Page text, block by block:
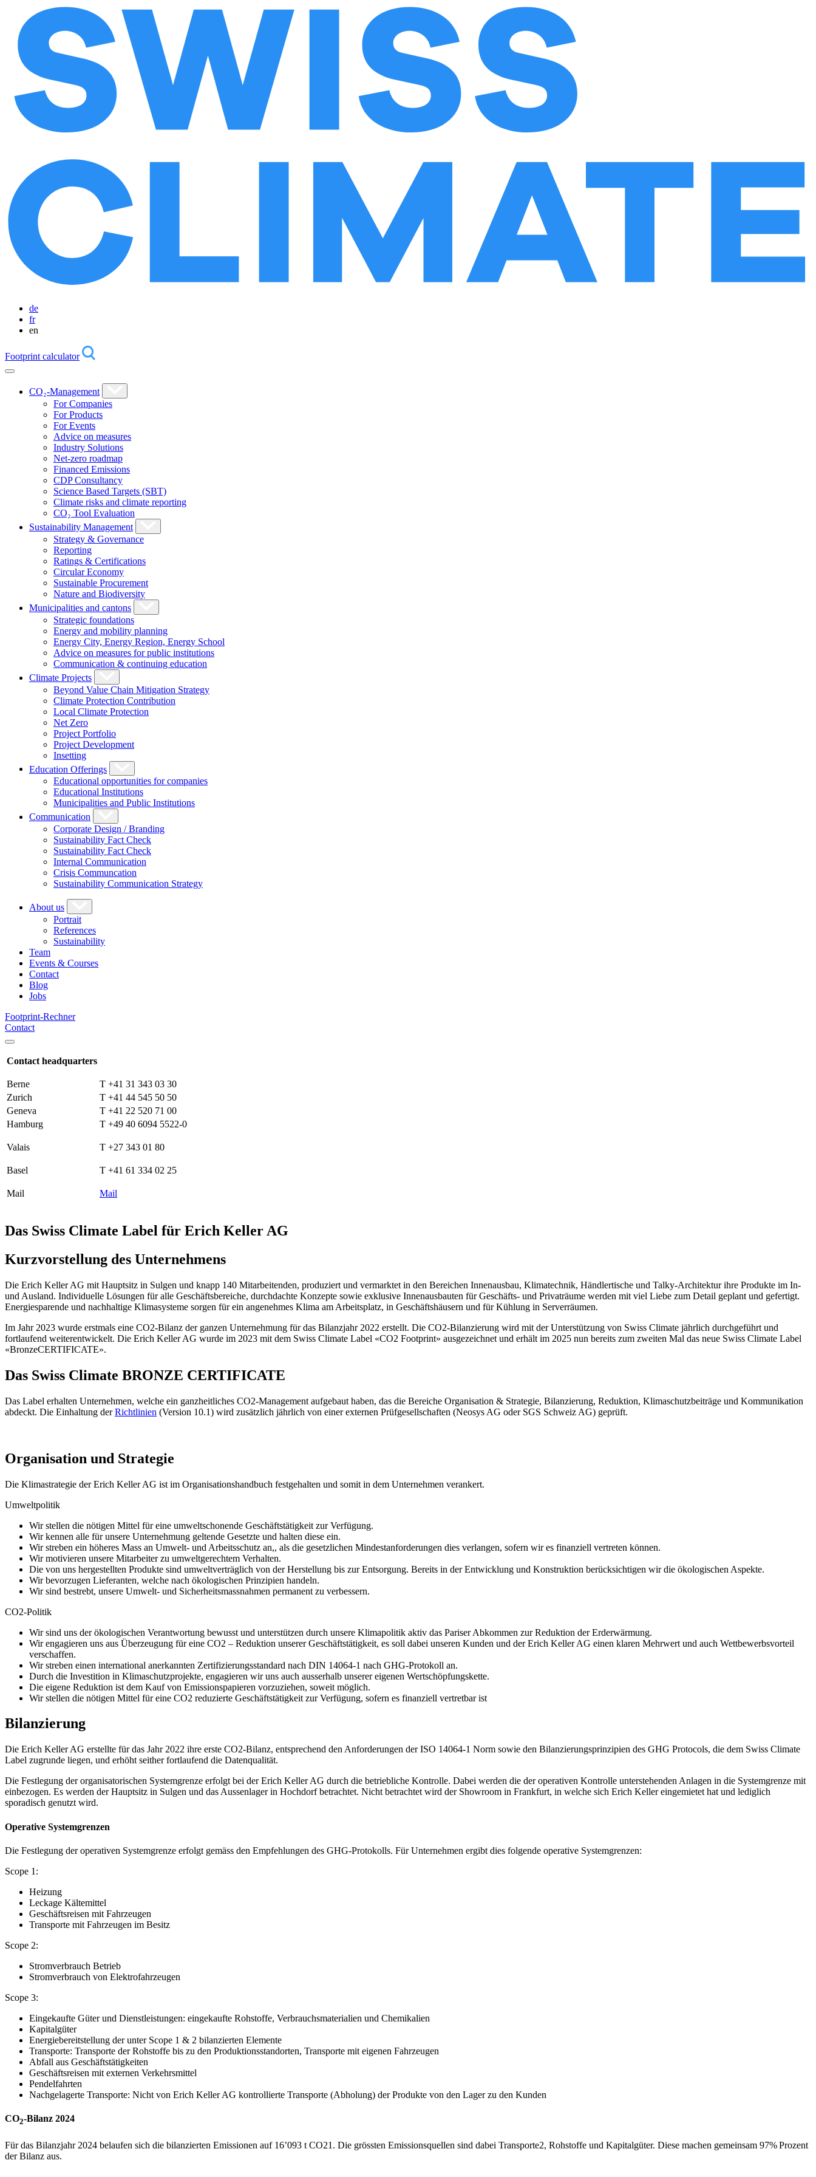
de
fr
en
Footprint calculator
CO₂-Management
For Companies
For Products
For Events
Advice on measures
Industry Solutions
Net-zero roadmap
Financed Emissions
CDP Consultancy
Science Based Targets (SBT)
Climate risks and climate reporting
CO₂ Tool Evaluation
Sustainability Management
Strategy & Governance
Reporting
Ratings & Certifications
Circular Economy
Sustainable Procurement
Nature and Biodiversity
Municipalities and cantons
Strategic foundations
Energy and mobility planning
Energy City, Energy Region, Energy School
Advice on measures for public institutions
Communication & continuing education
Climate Projects
Beyond Value Chain Mitigation Strategy
Climate Protection Contribution
Local Climate Protection
Net Zero
Project Portfolio
Project Development
Insetting
Education Offerings
Educational opportunities for companies
Educational Institutions
Municipalities and Public Institutions
Communication
Corporate Design / Branding
Sustainability Fact Check
Sustainability Fact Check
Internal Communication
Crisis Communcation
Sustainability Communication Strategy
About us
Portrait
References
Sustainability
Team
Events & Courses
Contact
Blog
Jobs
Footprint-Rechner
Contact
Contact headquarters
Berne
T +41 31 343 03 30
Zurich
T +41 44 545 50 50
Geneva
T +41 22 520 71 00
Hamburg
T +49 40 6094 5522-0
Valais T +27 343 01 80
Basel T +41 61 334 02 25
Mail Mail
Das Swiss Climate Label für Erich Keller AG
Kurzvorstellung des Unternehmens
Die Erich Keller AG mit Hauptsitz in Sulgen und knapp 140 Mitarbeitenden, produziert und vermarktet in den Bereichen Innenausbau, Klimatechnik, Händlertische und Talky-Architektur ihre Produkte im In-
und Ausland. Individuelle Lösungen für alle Geschäftsbereiche, durchdachte Konzepte sowie exklusive Innenausbauten für Geschäfts- und Privaträume werden mit viel Liebe zum Detail geplant und gefertigt.
Energiesparende und nachhaltige Klimasysteme sorgen für ein angenehmes Klima am Arbeitsplatz, in Geschäftshäusern und für Kühlung in Serverräumen.
Im Jahr 2023 wurde erstmals eine CO2-Bilanz der ganzen Unternehmung für das Bilanzjahr 2022 erstellt. Die CO2-Bilanzierung wird mit der Unterstützung von Swiss Climate jährlich durchgeführt und
fortlaufend weiterentwickelt. Die Erich Keller AG wurde im 2023 mit dem Swiss Climate Label «CO2 Footprint» ausgezeichnet und erhält im 2025 nun bereits zum zweiten Mal das neue Swiss Climate Label
«BronzeCERTIFICATE».
Das Swiss Climate BRONZE CERTIFICATE
Das Label erhalten Unternehmen, welche ein ganzheitliches CO2-Management aufgebaut haben, das die Bereiche Organisation & Strategie, Bilanzierung, Reduktion, Klimaschutzbeiträge und Kommunikation
abdeckt. Die Einhaltung derRichtlinien (Version 10.1) wird zusätzlich jährlich von einer externen Prüfgesellschaften (Neosys AG oder SGS Schweiz AG) geprüft.
Organisation und Strategie
Die Klimastrategie der Erich Keller AG ist im Organisationshandbuch festgehalten und somit in dem Unternehmen verankert.
Umweltpolitik
Wir stellen die nötigen Mittel für eine umweltschonende Geschäftstätigkeit zur Verfügung.
Wir kennen alle für unsere Unternehmung geltende Gesetzte und halten diese ein.
Wir streben ein höheres Mass an Umwelt- und Arbeitsschutz an,, als die gesetzlichen Mindestanforderungen dies verlangen, sofern wir es finanziell vertreten können.
Wir motivieren unsere Mitarbeiter zu umweltgerechtem Verhalten.
Die von uns hergestellten Produkte sind umweltverträglich von der Herstellung bis zur Entsorgung. Bereits in der Entwicklung und Konstruktion berücksichtigen wir die ökologischen Aspekte.
Wir bevorzugen Lieferanten, welche nach ökologischen Prinzipien handeln.
Wir sind bestrebt, unsere Umwelt- und Sicherheitsmassnahmen permanent zu verbessern.
CO2-Politik
Wir sind uns der ökologischen Verantwortung bewusst und unterstützen durch unsere Klimapolitik aktiv das Pariser Abkommen zur Reduktion der Erderwärmung.
Wir engagieren uns aus Überzeugung für eine CO2 – Reduktion unserer Geschäftstätigkeit, es soll dabei unseren Kunden und der Erich Keller AG einen klaren Mehrwert und auch Wettbewerbsvorteil
verschaffen.
Wir streben einen international anerkannten Zertifizierungsstandard nach DIN 14064-1 nach GHG-Protokoll an.
Durch die Investition in Klimaschutzprojekte, engagieren wir uns auch ausserhalb unserer eigenen Wertschöpfungskette.
Die eigene Reduktion ist dem Kauf von Emissionspapieren vorzuziehen, soweit möglich.
Wir stellen die nötigen Mittel für eine CO2 reduzierte Geschäftstätigkeit zur Verfügung, sofern es finanziell vertretbar ist
Bilanzierung
Die Erich Keller AG erstellte für das Jahr 2022 ihre erste CO2-Bilanz, entsprechend den Anforderungen der ISO 14064-1 Norm sowie den Bilanzierungsprinzipien des GHG Protocols, die dem Swiss Climate
Label zugrunde liegen, und erhöht seither fortlaufend die Datenqualität.
Die Festlegung der organisatorischen Systemgrenze erfolgt bei der Erich Keller AG durch die betriebliche Kontrolle. Dabei werden die der operativen Kontrolle unterstehenden Anlagen in die Systemgrenze mit
einbezogen. Es werden der Hauptsitz in Sulgen und das Aussenlager in Hochdorf betrachtet. Nicht betrachtet wird der Showroom in Frankfurt, in welche sich Erich Keller eingemietet hat und lediglich
sporadisch genutzt wird.
Operative Systemgrenzen
Die Festlegung der operativen Systemgrenze erfolgt gemäss den Empfehlungen des GHG-Protokolls. Für Unternehmen ergibt dies folgende operative Systemgrenzen:
Scope 1:
Heizung
Leckage Kältemittel
Geschäftsreisen mit Fahrzeugen
Transporte mit Fahrzeugen im Besitz
Scope 2:
Stromverbrauch Betrieb
Stromverbrauch von Elektrofahrzeugen
Scope 3:
Eingekaufte Güter und Dienstleistungen: eingekaufte Rohstoffe, Verbrauchsmaterialien und Chemikalien
Kapitalgüter
Energiebereitstellung der unter Scope 1 & 2 bilanzierten Elemente
Transporte: Transporte der Rohstoffe bis zu den Produktionsstandorten, Transporte mit eigenen Fahrzeugen
Abfall aus Geschäftstätigkeiten
Geschäftsreisen mit externen Verkehrsmittel
Pendelfahrten
Nachgelagerte Transporte: Nicht von Erich Keller AG kontrollierte Transporte (Abholung) der Produkte von den Lager zu den Kunden
CO2-Bilanz 2024
Für das Bilanzjahr 2024 belaufen sich die bilanzierten Emissionen auf 16’093 t CO21. Die grössten Emissionsquellen sind dabei Transporte2, Rohstoffe und Kapitalgüter. Diese machen gemeinsam 97% Prozent
der Bilanz aus.